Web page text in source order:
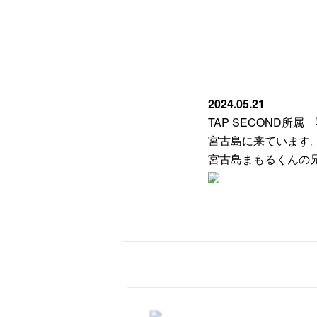
2024.05.21
TAP SECOND所属
宮古島に来ています
宮古島まもるくんの